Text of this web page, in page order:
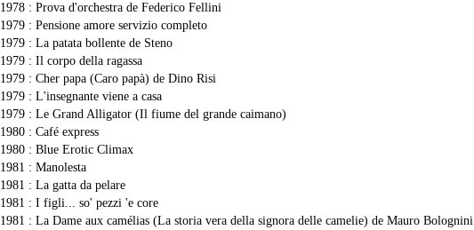
1978 : Prova d'orchestra de Federico Fellini
1979 : Pensione amore servizio completo
1979 : La patata bollente de Steno
1979 : Il corpo della ragassa
1979 : Cher papa (Caro papà) de Dino Risi
1979 : L'insegnante viene a casa
1979 : Le Grand Alligator (Il fiume del grande caimano)
1980 : Café express
1980 : Blue Erotic Climax
1981 : Manolesta
1981 : La gatta da pelare
1981 : I figli... so' pezzi 'e core
1981 : La Dame aux camélias (La storia vera della signora delle camelie) de Mauro Bolognini